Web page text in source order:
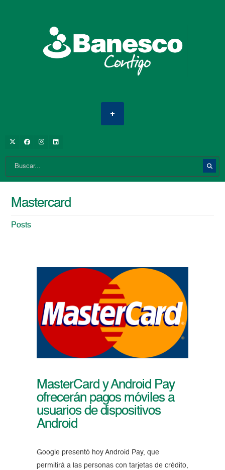
Mastercard
Posts
MasterCard y Android Pay
ofrecerán pagos móviles a
usuarios de dispositivos
Android
Google presentó hoy Android Pay, que
permitirá a las personas con tarjetas de crédito,